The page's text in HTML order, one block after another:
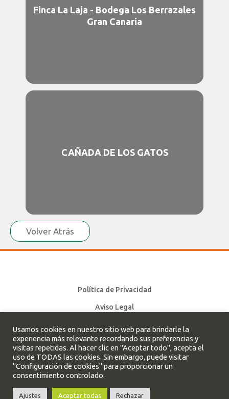
Finca La Laja - Bodega Los Berrazales
Gran Canaria
CAÑADA DE LOS GATOS
Volver Atrás
Política de Privacidad
Aviso Legal
Política de cookies
Cleverbox. Todos los derechos reservados.
Usamos cookies en nuestro sitio web para brindarle la
experiencia más relevante recordando sus preferencias y
visitas repetidas. Al hacer clic en "Aceptar todo", acepta el
uso de TODAS las cookies. Sin embargo, puede visitar
"Configuración de cookies" para proporcionar un
consentimiento controlado.
Ajustes Aceptar todas Rechazar